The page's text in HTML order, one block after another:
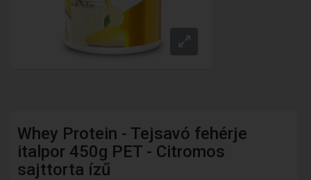
Whey Protein - Tejsavó fehérje
italpor 450g PET - Citromos
sajttorta ízű